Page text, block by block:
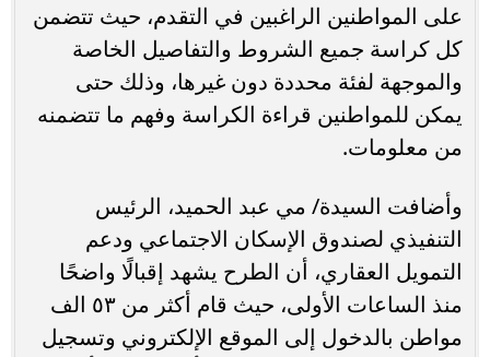
على المواطنين الراغبين في التقدم، حيث تتضمن
كل كراسة جميع الشروط والتفاصيل الخاصة
والموجهة لفئة محددة دون غيرها، وذلك حتى
يمكن للمواطنين قراءة الكراسة وفهم ما تتضمنه
من معلومات.
وأضافت السيدة/ مي عبد الحميد، الرئيس
التنفيذي لصندوق الإسكان الاجتماعي ودعم
التمويل العقاري، أن الطرح يشهد إقبالًا واضحًا
منذ الساعات الأولى، حيث قام أكثر من ٥٣ الف
مواطن بالدخول إلى الموقع الإلكتروني وتسجيل